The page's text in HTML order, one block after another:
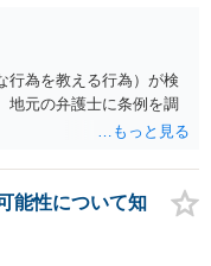
捕や呼び出しの可能性は
いでしょう。
為を教える行為）が検
地元の弁護士に条例を調
能性について知